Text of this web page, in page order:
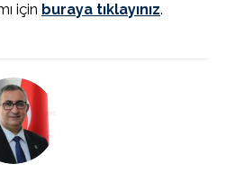
için buraya tıklayınız.